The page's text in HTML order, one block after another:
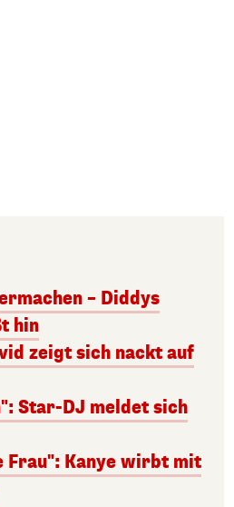
– Diddys
hin
zeigt sich nackt auf
Star-DJ meldet sich
Frau": Kanye wirbt mit